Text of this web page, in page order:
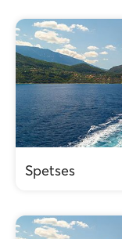
Spetses